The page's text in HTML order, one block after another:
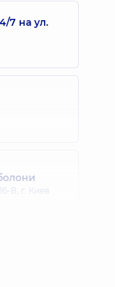
7 на ул.
В, г. Киев